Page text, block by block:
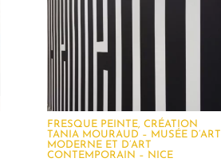
FRESQUE PEINTE, CRÉATION
TANIA MOURAUD – MUSÉE D’ART
MODERNE ET D’ART
CONTEMPORAIN – NICE